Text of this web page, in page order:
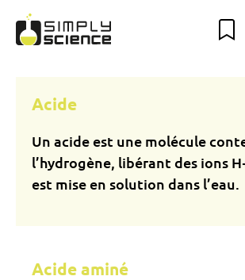
Acide
Un acide est une molécule
l’hydrogène, libérant des ions
est mise en solution dans l’eau.
Acide aminé